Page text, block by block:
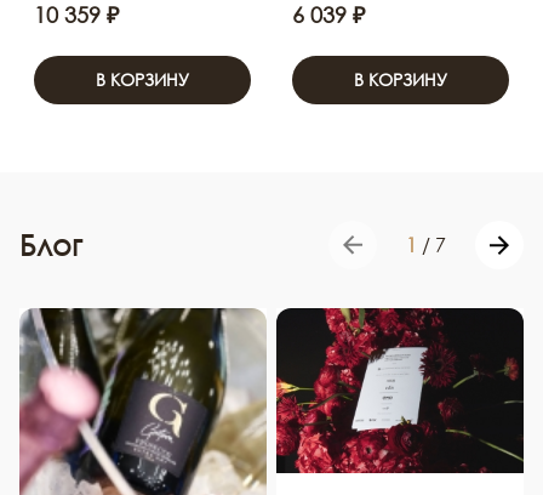
10 359 ₽
В КОРЗИНУ
6 039 ₽
В КОРЗИНУ
Блог 1 / 7